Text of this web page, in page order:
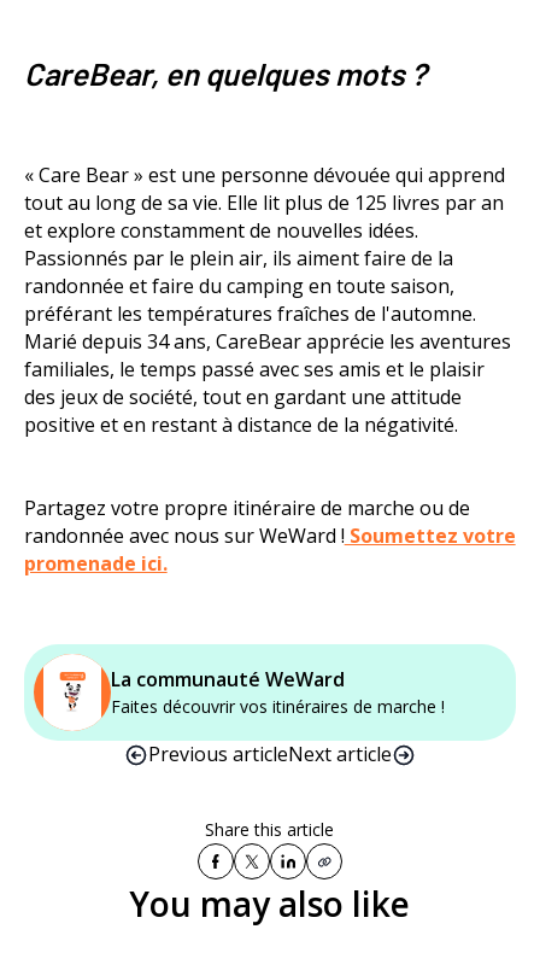
CareBear, en quelques mots ?
« Care Bear » est une personne dévouée qui apprend
tout au long de sa vie. Elle lit plus de 125 livres par an
et explore constamment de nouvelles idées.
Passionnés par le plein air, ils aiment faire de la
randonnée et faire du camping en toute saison,
préférant les températures fraîches de l'automne.
Marié depuis 34 ans, CareBear apprécie les aventures
familiales, le temps passé avec ses amis et le plaisir
des jeux de société, tout en gardant une attitude
positive et en restant à distance de la négativité.
Partagez votre propre itinéraire de marche ou de
randonnée avec nous sur WeWard ! Soumettez votre
promenade ici.
La communauté WeWard
Faites découvrir vos itinéraires de marche !
Previous articleNext article
Share this article
You may also like